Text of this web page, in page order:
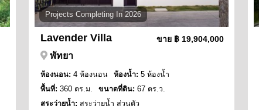
Projects Completing In 2026
Lavender Villa ขาย ฿ 19,904,000
พัทยา
ห้องนอน: 4 ห้องนอน ห้องน้ำ: 5 ห้องน้ำ
พื้นที่: 360 ตร.ม. ขนาดที่ดิน: 67 ตร.ว.
สระว่ายน้ำ: สระว่ายน้ำ ส่วนตัว